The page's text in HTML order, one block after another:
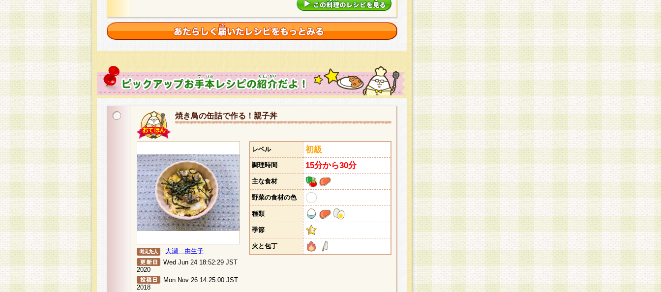
焼き鳥の缶詰で作る！親子丼
大瀬 由生子
Wed Jun 24 18:52:29 JST
2020
Mon Nov 26 14:25:00 JST
2018
レベル 初級
調理時間 15分から30分
主な食材
野菜の食材の色
種類
季節
火と包丁